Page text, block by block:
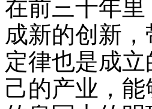
在前三十年
成新的创新
定律也是成
己的产业，